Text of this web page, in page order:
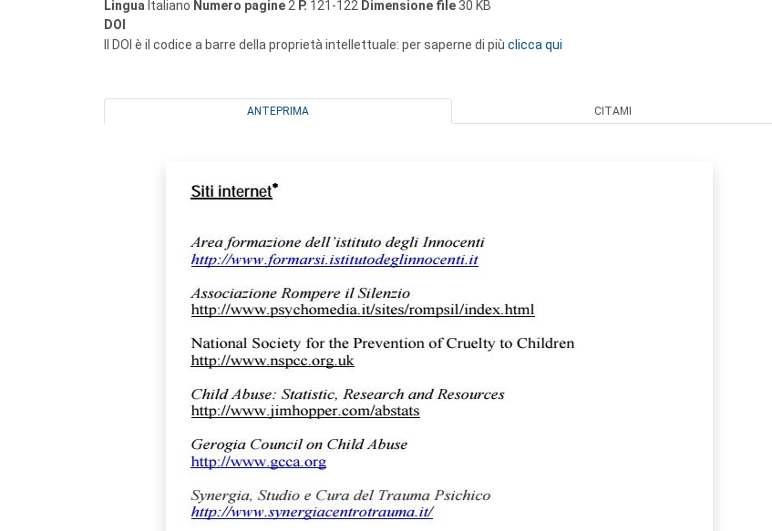
Lingua Italiano Numero pagine 2 P. 121-122 Dimensione file 30 KB
DOI
Il DOI è il codice a barre della proprietà intellettuale: per saperne di più clicca qui
ANTEPRIMA CITAMI